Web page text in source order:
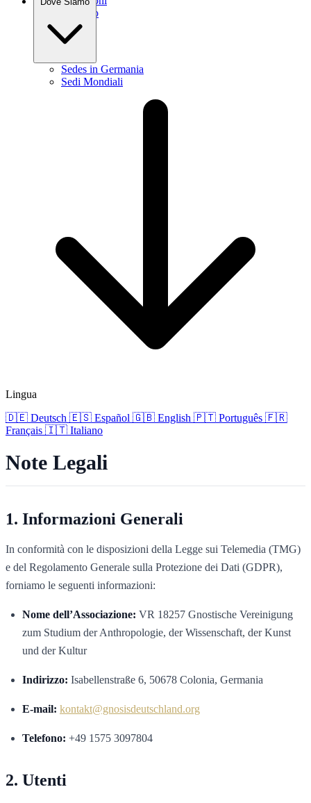
Contatto
Sedes in Germania
Sedi Mondiali
Lingua
🇩🇪 Deutsch 🇪🇸 Español 🇬🇧 English 🇵🇹 Português 🇫🇷
Français 🇮🇹 Italiano
Note Legali
Informazioni Generali
In conformità con le disposizioni della Legge sui Telemedia (TMG)
e del Regolamento Generale sulla Protezione dei Dati (GDPR),
forniamo le seguenti informazioni:
Nome dell’Associazione: VR 18257 Gnostische Vereinigung
zum Studium der Anthropologie, der Wissenschaft, der Kunst
und der Kultur
Indirizzo: Isabellenstraße 6, 50678 Colonia, Germania
E-mail: kontakt@gnosisdeutschland.org
Telefono: +49 1575 3097804
Utenti